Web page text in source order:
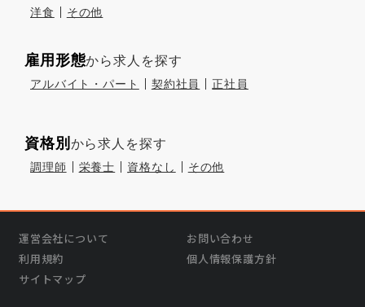
洋食
その他
雇用形態から求人を探す
アルバイト・パート 契約社員 正社員
資格別 から求人を探す
調理師 栄養士 資格なし その他
運営会社について
お問い合わせ
利用規約
個人情報保護方針
サイトマップ